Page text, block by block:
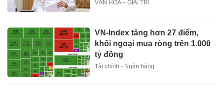
VĂN HÓA – GIẢI TRÍ
VN-Index tăng hơn 27 điểm,
khối ngoại mua ròng trên 1.000
tỷ đồng
Tài chính - Ngân hàng